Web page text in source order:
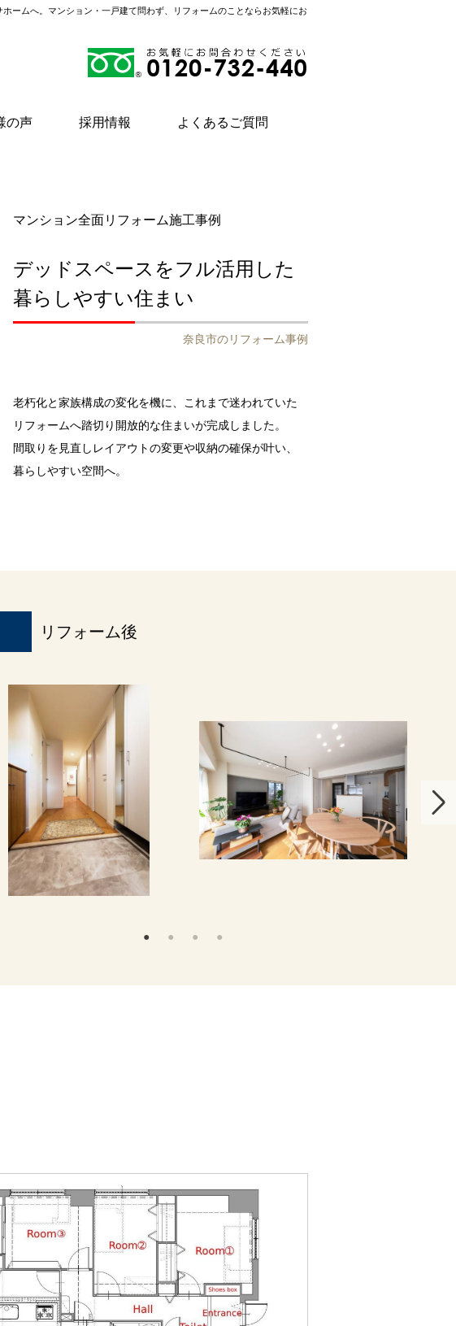
ームへ。マンション・一戸建て問わず、リフォームのことならお気軽にお
の声 採用情報 よくあるご質問
マンション全面リフォーム施工事例
デッドスペースをフル活用した
暮らしやすい住まい
奈良市のリフォーム事例
老朽化と家族構成の変化を機に、これまで迷われていた
リフォームへ踏切り開放的な住まいが完成しました。
間取りを見直しレイアウトの変更や収納の確保が叶い、
暮らしやすい空間へ。
リフォーム後